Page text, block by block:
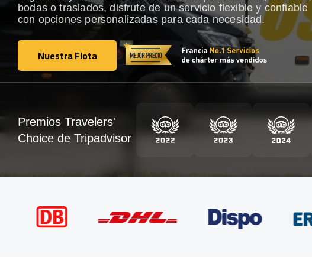
bodas o traslados, disfrute de un servicio flexible y confiable
con opciones personalizadas para cada necesidad.
Nuestra Flota
Nuestra Flota
Premios Travelers'
Choice de Tripadvisor